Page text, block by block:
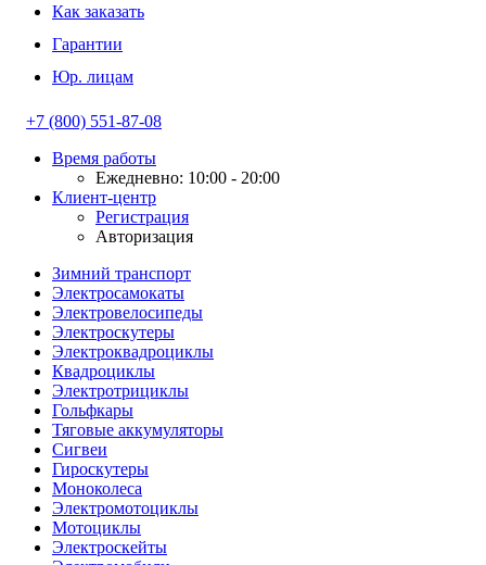
Как заказать
Гарантии
Юр. лицам
+7 (800) 551-87-08
Время работы
Ежедневно: 10:00 - 20:00
Клиент-центр
Регистрация
Авторизация
Зимний транспорт
Электросамокаты
Электровелосипеды
Электроскутеры
Электроквадроциклы
Квадроциклы
Электротрициклы
Гольфкары
Тяговые аккумуляторы
Сигвеи
Гироскутеры
Моноколеса
Электромотоциклы
Мотоциклы
Электроскейты